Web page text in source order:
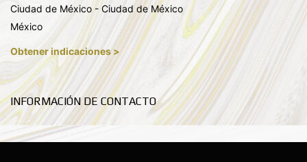
Ciudad de México - Ciudad de México
México
Obtener indicaciones >
INFORMACIÓN DE CONTACTO